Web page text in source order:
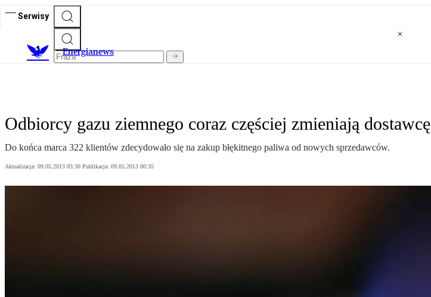
Serwisy
Energianews
Odbiorcy gazu ziemnego coraz częściej zmieniają dostawcę
Do końca marca 322 klientów zdecydowało się na zakup błękitnego paliwa od nowych sprzedawców.
Aktualizacja: 09.05.2013 03:30 Publikacja: 09.05.2013 00:35